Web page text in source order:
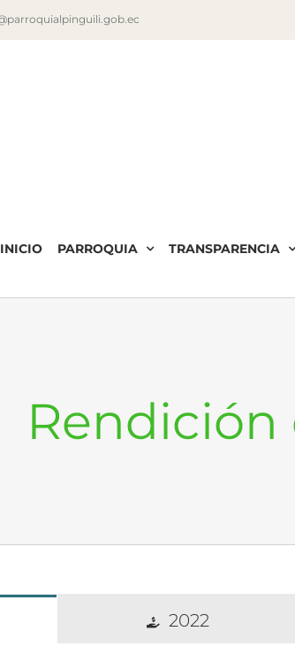
INICIO PARROQUIA TRANSPARENCIA
Rendición
2022